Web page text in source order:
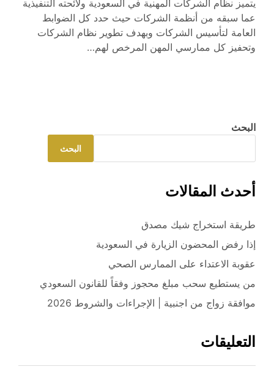
يتميز نظام الشركات المهنية في السعودية ولائحته التنفيذية
عما سبقه من أنظمة الشركات حيث حدد كل الضوابط
العامة لتأسيس الشركات وبهدف تطوير نظام الشركات
وتحفيز كل ممارسي المهن المرخص لهم…
البحث
البحث
أحدث المقالات
طريقة استخراج شيك مصدق
إذا رفض المحضون الزيارة في السعودية
عقوبة الاعتداء على الممارس الصحي
من يستطيع سحب مبلغ محجوز وفقاً للقانون السعودي
موافقة زواج من اجنبية | الإجراءات والشروط 2026
التعليقات